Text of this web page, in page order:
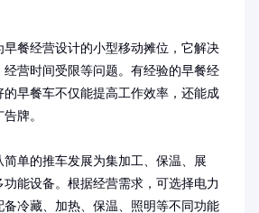
早餐经营设计的小型移动摊位，它解决
经营时间受限等问题。有经验的早餐经
早餐车不仅能提高工作效率，还能成
牌。
单的推车发展为集加工、保温、展
能设备。根据经营需求，可选择电力
冷藏、加热、保温、照明等不同功能